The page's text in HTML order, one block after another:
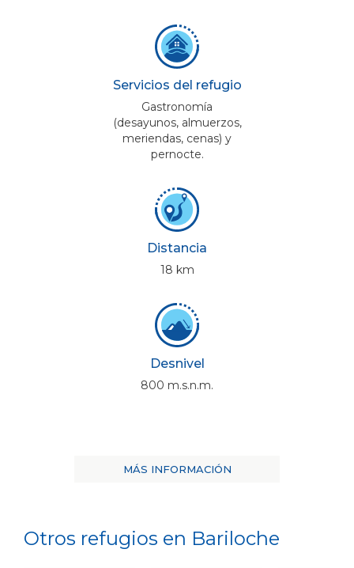
Servicios del refugio
Gastronomía
(desayunos, almuerzos,
meriendas, cenas) y
pernocte.
Distancia
18 km
Desnivel
800 m.s.n.m.
MÁS INFORMACIÓN
Otros refugios en Bariloche